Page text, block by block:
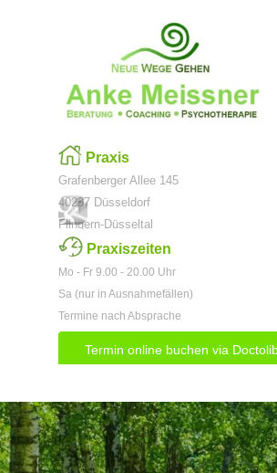
Praxis
Grafenberger Allee 145
40237 Düsseldorf
Flingern-Düsseltal
Praxiszeiten
Mo - Fr 9.00 - 20.00 Uhr
Sa (nur in Ausnahmefällen)
Termine nach Absprache
Menü
Termin online buchen via